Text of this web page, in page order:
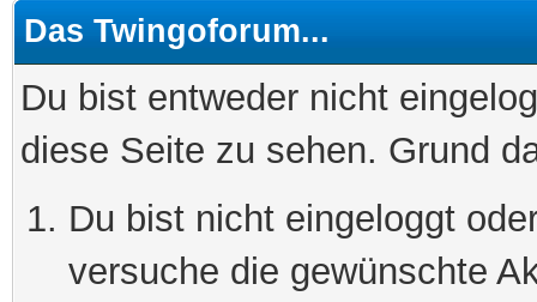
Das Twingoforum...
Du bist entweder nicht
diese Seite zu sehen. Grund
Du bist nicht eingeloggt
versuche die gewünschte